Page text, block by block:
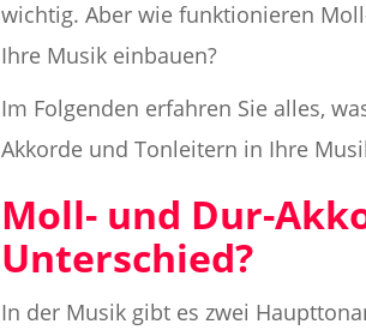
wichtig. Aber wie funktionieren
Ihre Musik einbauen?
Im Folgenden erfahren Sie alles,
Akkorde und Tonleitern in Ihre
Moll- und Dur-
Unterschied?
In der Musik gibt es zwei